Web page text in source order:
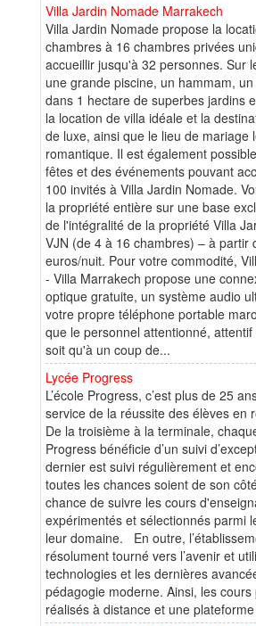
Villa Jardin Nomade Marrakech
Villa Jardin Nomade propose la
chambres à 16 chambres privées
accueillir jusqu'à 32 personnes. Sur
une grande piscine, un hammam,
dans 1 hectare de superbes jardins
la location de villa idéale et la
de luxe, ainsi que le lieu de mariage
romantique. Il est également
fêtes et des événements pouvant
100 invités à Villa Jardin Nomade.
la propriété entière sur une base
de l'intégralité de la propriété Villa
VJN (de 4 à 16 chambres) – à partir
euros/nuit. Pour votre commodité,
- Villa Marrakech propose une
optique gratuite, un système audio
votre propre téléphone portable
que le personnel attentionné,
soit qu'à un coup de...
Lycée Progress
L’école Progress, c’est plus de 25
service de la réussite des élèves en
De la troisième à la terminale,
Progress bénéficie d’un suivi
dernier est suivi régulièrement et
toutes les chances soient de son
chance de suivre les cours
expérimentés et sélectionnés parmi
leur domaine. En outre,
résolument tourné vers l’avenir et
technologies et les dernières
pédagogie moderne. Ainsi, les
réalisés à distance et une